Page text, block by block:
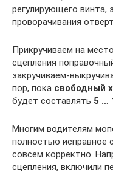
регулирующего винта,
проворачивания
Прикручиваем на
сцепления
закручиваем-
пор, пока свободный
будет составлять 5 …
Многим водителям
полностью исправное
совсем корректно.
сцепления, включили